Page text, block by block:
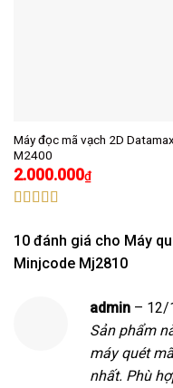
Máy đọc mã vạch 2D
M2400
2.000.000₫
hạng 5.00
5
sao
10 đánh giá cho Máy
Minjcode Mj2810
admin – 12/
Sản phẩm
máy quét
nhất. Phù